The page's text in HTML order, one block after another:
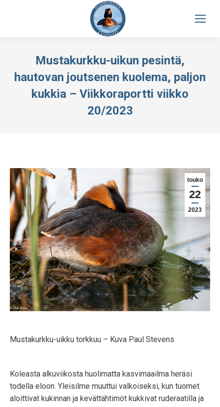
Mustakurkku-uikun pesintä,
hautovan joutsenen kuolema, paljon
kukkia – Viikkoraportti viikko
20/2023
touko
22
2023
Mustakurkku-uikku torkkuu – Kuva Paul Stevens
Koleasta alkuviikosta huolimatta kasvimaailma heräsi
todella eloon. Yleisilme muuttui valkoiseksi, kun tuomet
aloittivat kukinnan ja kevättähtimöt kukkivat ruderaatilla ja